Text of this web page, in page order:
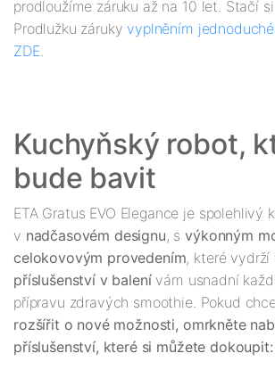
prodloužíme záruku až na 10 let. Stačí
Prodlužku záruky vyplněním
ZDE
Kuchyňský robot,
ETA Gratus EVO Elegance je spolehlivý
v nadčasovém designu, s výkonným
celokovovým provedením, které vydrží
příslušenství v balení vám usnadní
přípravu zdravých smoothie. Pokud
rozšířit o nové možnosti, omrkněte
příslušenství, které si můžete dokoupit: